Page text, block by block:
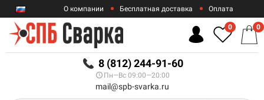
RUB
О компании Бесплатная доставка Оплата
Гарантии
8 (812) 244-91-60
Пн—Вс 09:00—20:00
mail@spb-svarka.ru
0 0